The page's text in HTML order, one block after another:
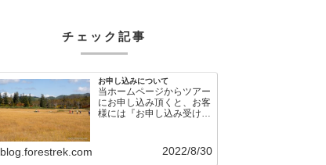
チェック記事
お申し込みについて
当ホームページからツアー
にお申し込み頂くと、お客
様には『お申し込み受け付
blog.forestrek.com 2022/8/30